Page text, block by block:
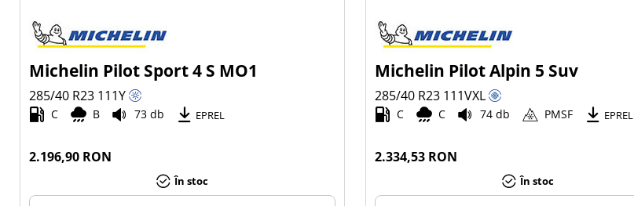
All Season (0)
Toate tipurile (3)
Camionetă (0)
Michelin Pilot Sport 4 S MO1
285/40 R23 111Y
C B 73 db EPREL
2.196,90 RON
În stoc
Michelin Pilot Alpin 5 Suv
285/40 R23 111VXL
C C 74 db PMSF EPREL
2.334,53 RON
În stoc